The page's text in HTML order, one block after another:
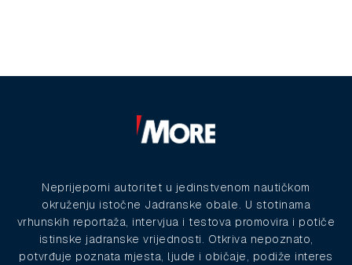
Neprijeporni autoritet u jedinstvenom nautičkom
okruženju istočne Jadranske obale. U stotinama
vrhunskih reportaža, intervjua i testova promovira i potiče
istinske jadranske vrijednosti. Otkriva nepoznato,
potvrđuje poznata mjesta, ljude i običaje, podiže interes